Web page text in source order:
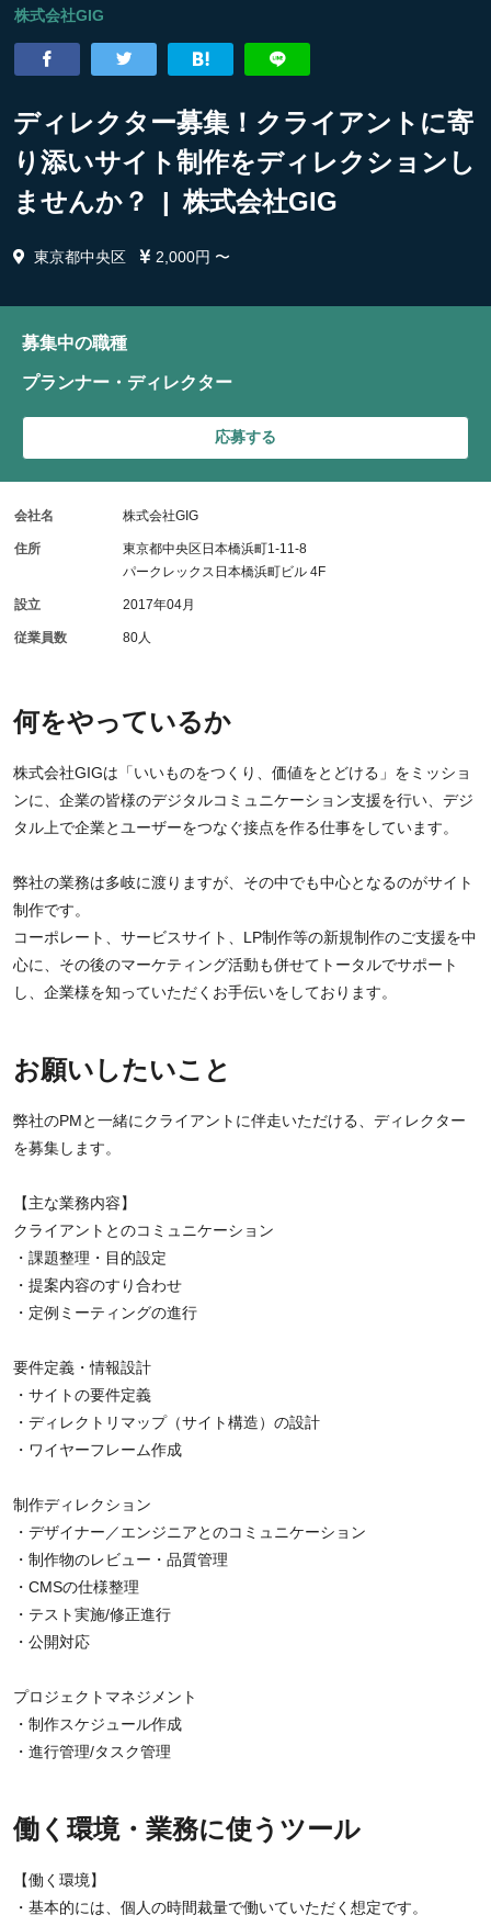
株式会社GIG
ディレクター募集！クライアントに寄
り添いサイト制作をディレクションし
ませんか？ | 株式会社GIG
東京都中央区 2,000円 〜
何をやっているか
株式会社GIGは「いいものをつくり、価値をとどける」をミッショ
ンに、企業の皆様のデジタルコミュニケーション支援を行い、デジ
タル上で企業とユーザーをつなぐ接点を作る仕事をしています。
弊社の業務は多岐に渡りますが、その中でも中心となるのがサイト
制作です。
コーポレート、サービスサイト、LP制作等の新規制作のご支援を中
心に、その後のマーケティング活動も併せてトータルでサポート
し、企業様を知っていただくお手伝いをしております。
お願いしたいこと
弊社のPMと一緒にクライアントに伴走いただける、ディレクター
を募集します。
【主な業務内容】
クライアントとのコミュニケーション
・課題整理・目的設定
・提案内容のすり合わせ
・定例ミーティングの進行
要件定義・情報設計
・サイトの要件定義
・ディレクトリマップ（サイト構造）の設計
・ワイヤーフレーム作成
制作ディレクション
・デザイナー／エンジニアとのコミュニケーション
・制作物のレビュー・品質管理
・CMSの仕様整理
・テスト実施/修正進行
・公開対応
プロジェクトマネジメント
・制作スケジュール作成
・進行管理/タスク管理
働く環境・業務に使うツール
【働く環境】
・基本的には、個人の時間裁量で働いていただく想定です。
募集中の職種
プランナー・ディレクター
応募する
会社名 株式会社GIG
住所
東京都中央区日本橋浜町1-11-8
パークレックス日本橋浜町ビル 4F
設立 2017年04月
従業員数 80人